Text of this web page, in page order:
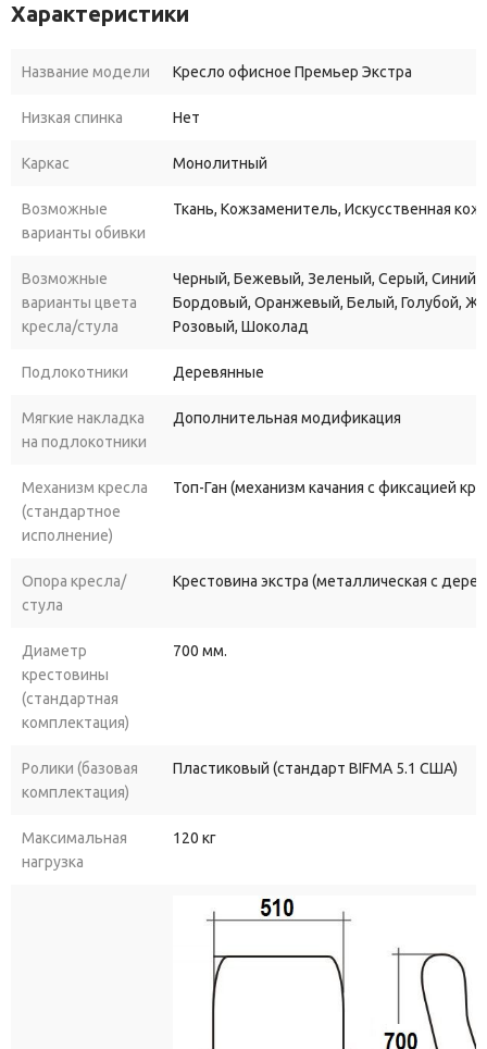
руководителя, оформленным в классическом стиле, и
благоприятную для выполнения руководителем своих
Креслоимеет регулировочный по высоте механизм, благодаря
имеет и встроенный механизм качания, позволяющий
фиксировать его в выбранном положении.
Купить кресло Премьер,
модификациями, мультиблок, топ-ган люкс или резиновые
ролики.
Характеристики
Название модели Кресло офисное Премьер Экстра
Низкая спинка Нет
Каркас Монолитный
Возможные
варианты обивки
Ткань, Кожзаменитель, Искусственная
Возможные
варианты цвета
кресла/стула
Черный, Бежевый, Зеленый, Серый, Синий,
Бордовый, Оранжевый, Белый, Голубой,
Розовый, Шоколад
Подлокотники Деревянные
Мягкие накладка
на подлокотники
Дополнительная модификация
Механизм кресла
(стандартное
исполнение)
Топ-Ган (механизм качания с фиксацией
Опора кресла/
стула
Крестовина экстра (металлическая с
Диаметр
крестовины
(стандартная
комплектация)
700 мм.
Ролики (базовая
комплектация)
Пластиковый (стандарт BIFMA 5.1 США)
Максимальная
нагрузка
120 кг